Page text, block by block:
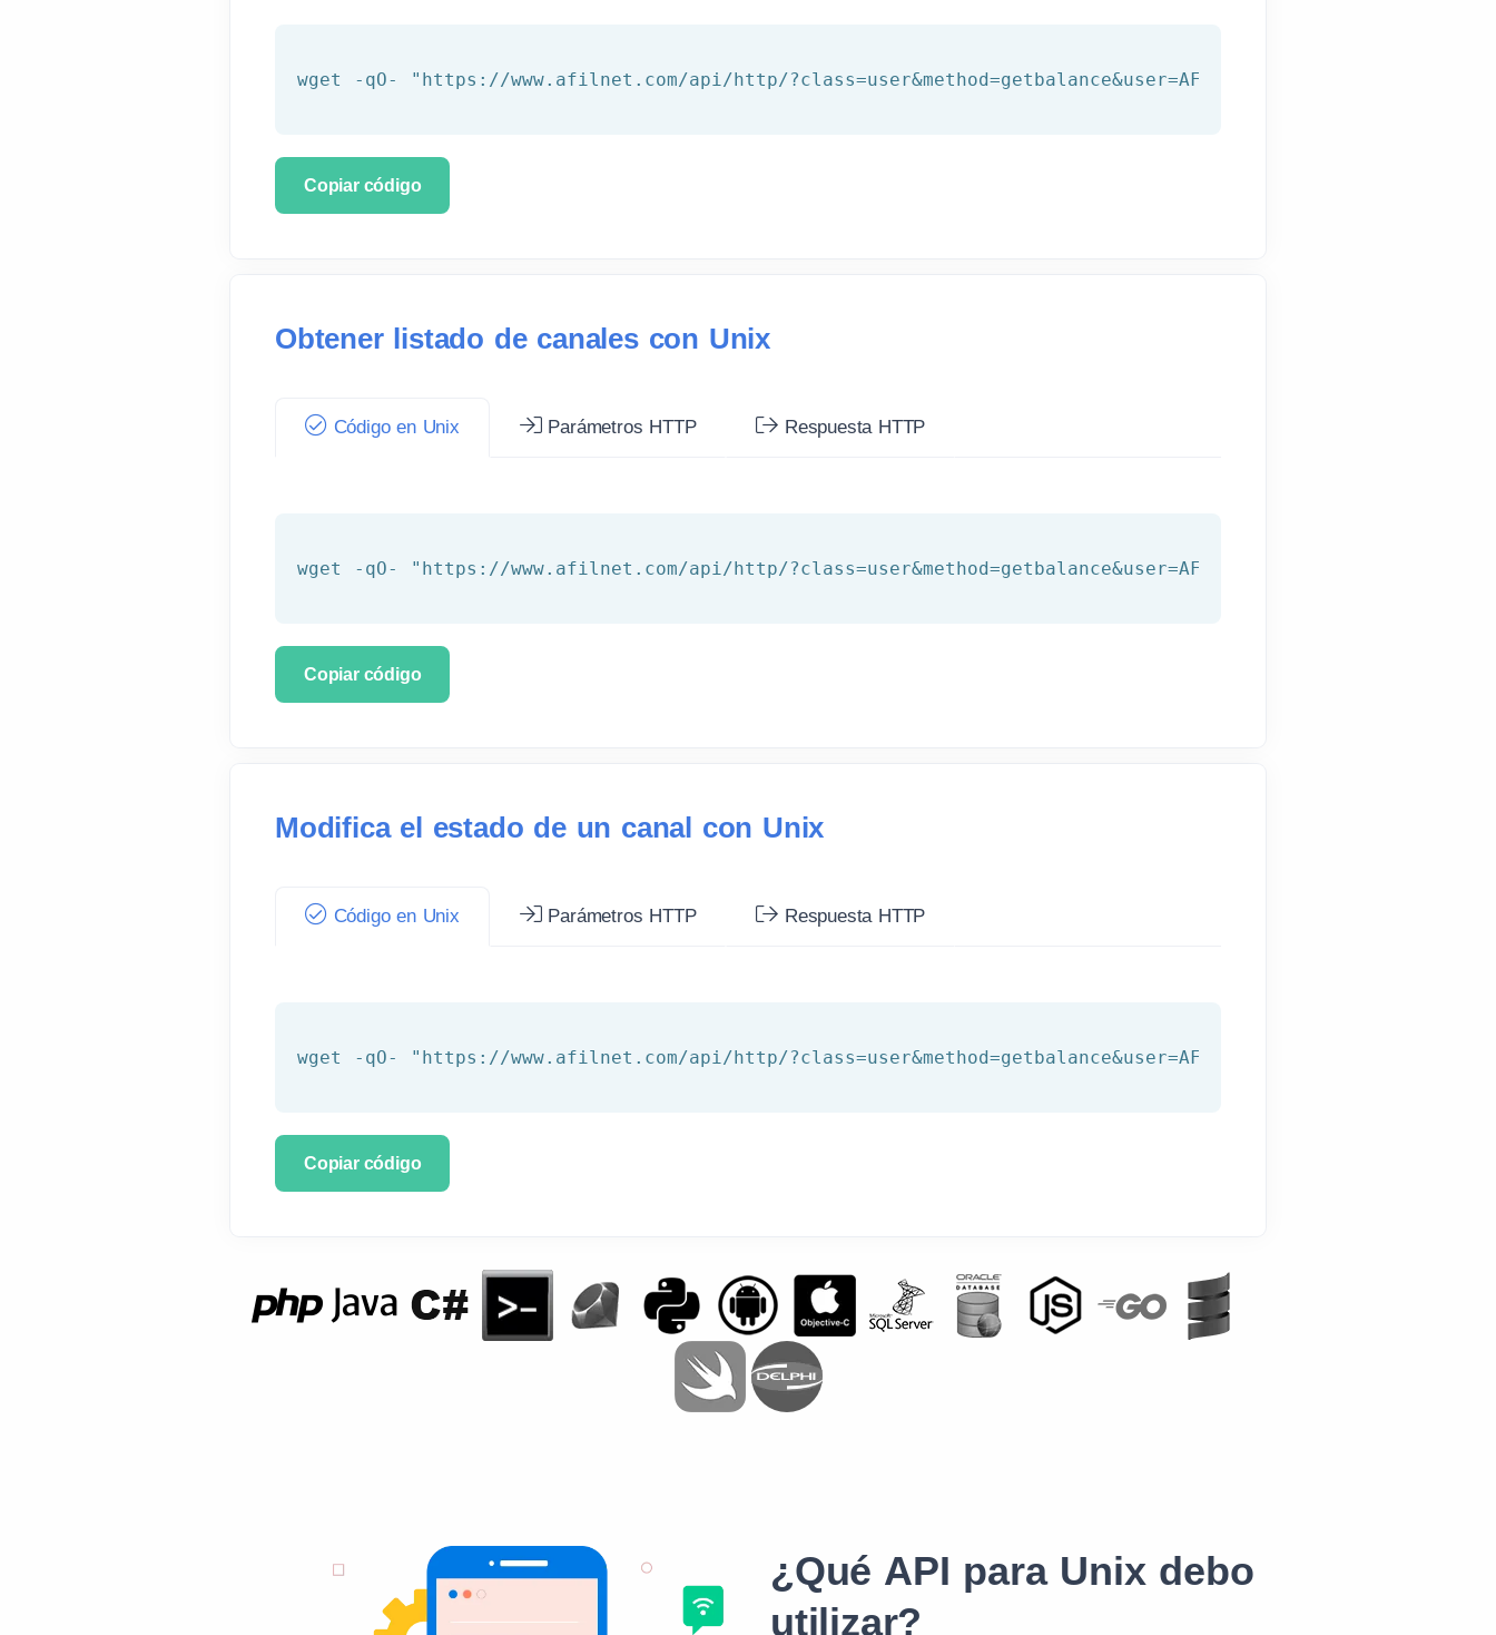
wget -qO- "https://www.afilnet.com/api/http/
Copiar código
Obtener listado de canales con Unix
Código en Unix Parámetros HTTP Respuesta HTTP
wget -qO- "https://www.afilnet.com/api/http/
Copiar código
Modifica el estado de un canal con Unix
Código en Unix Parámetros HTTP Respuesta HTTP
wget -qO- "https://www.afilnet.com/api/http/
Copiar código
¿Qué API para Unix debo
utilizar?